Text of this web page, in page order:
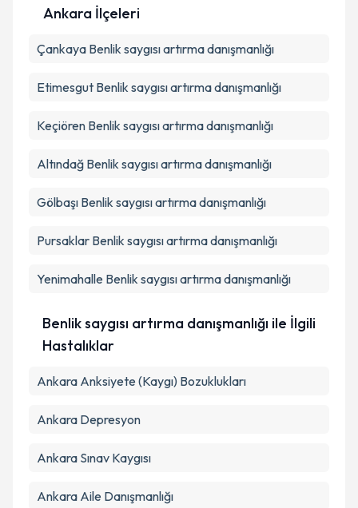
Metni'ni okudum ve kişisel verilerimin belirtilen
kapsamda işlenmesini kabul ediyorum.
Ankara İlçeleri
Çankaya Benlik saygısı artırma danışmanlığı
Etimesgut Benlik saygısı artırma danışmanlığı
Keçiören Benlik saygısı artırma danışmanlığı
Altındağ Benlik saygısı artırma danışmanlığı
Gölbaşı Benlik saygısı artırma danışmanlığı
Pursaklar Benlik saygısı artırma danışmanlığı
Yenimahalle Benlik saygısı artırma danışmanlığı
Benlik saygısı artırma danışmanlığı ile İlgili
Hastalıklar
Ankara Anksiyete (Kaygı) Bozuklukları
Ankara Depresyon
Ankara Sınav Kaygısı
Ankara Aile Danışmanlığı